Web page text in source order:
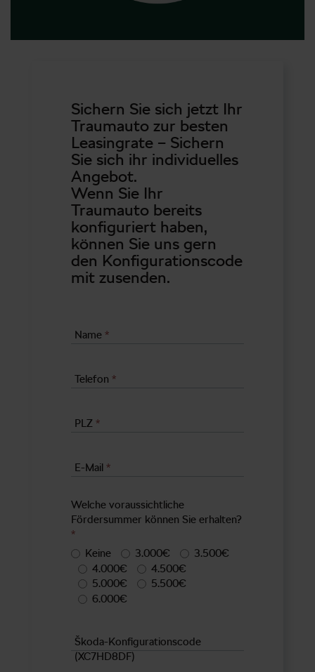
Sichern Sie sich jetzt Ihr
Traumauto zur besten
Leasingrate – Sichern
Sie sich ihr individuelles
Angebot.
Wenn Sie Ihr
Traumauto bereits
konfiguriert haben,
können Sie uns gern
den Konfigurationscode
mit zusenden.
Name *
Telefon *
PLZ *
E-Mail *
Welche voraussichtliche
Fördersummer können Sie erhalten?
*
Keine
3.000€
3.500€
4.000€
4.500€
5.000€
5.500€
6.000€
Škoda-Konfigurationscode
(XC7HD8DF)